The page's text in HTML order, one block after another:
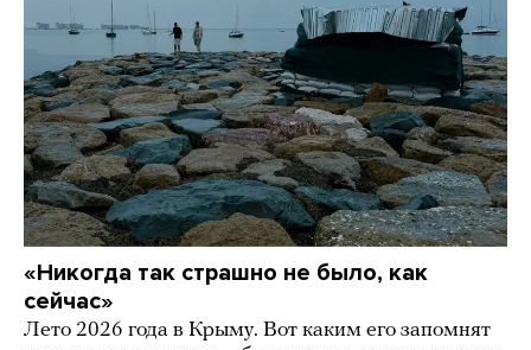
«Никогда так страшно не было, как
сейчас»
Лето 2026 года в Крыму. Вот каким его запомнят